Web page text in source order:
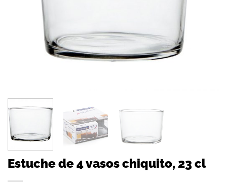
Estuche de 4 vasos chiquito, 23 cl